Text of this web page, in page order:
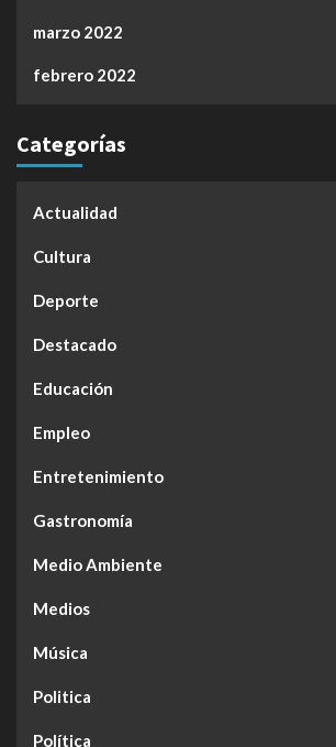
marzo 2022
febrero 2022
Categorías
Actualidad
Cultura
Deporte
Destacado
Educación
Empleo
Entretenimiento
Gastronomía
Medio Ambiente
Medios
Música
Politica
Política